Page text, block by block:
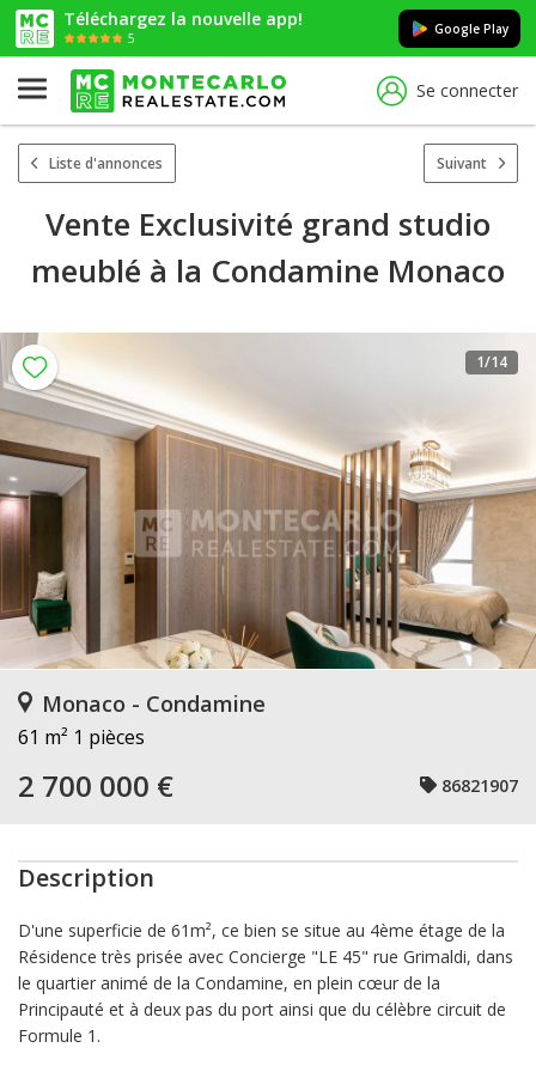
Téléchargez la nouvelle app!
5
Google Play
Se connecter
Liste d'annonces Suivant
Vente Exclusivité grand studio
meublé à la Condamine Monaco
1/14
Monaco - Condamine
61 m² 1 pièces
2 700 000 € 86821907
Description
D'une superficie de 61m², ce bien se situe au 4ème étage de la
Résidence très prisée avec Concierge "LE 45" rue Grimaldi, dans
le quartier animé de la Condamine, en plein cœur de la
Principauté et à deux pas du port ainsi que du célèbre circuit de
Formule 1.